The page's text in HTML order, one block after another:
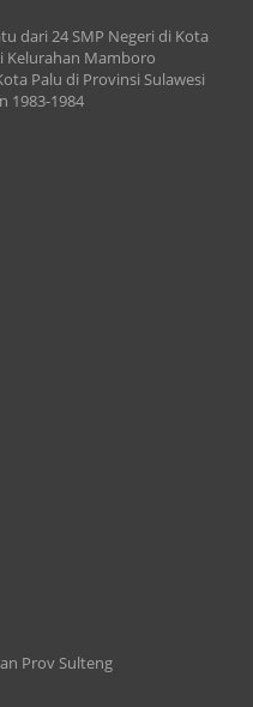
dari 24 SMP Negeri di Kota
Kelurahan Mamboro
Palu di Provinsi Sulawesi
1983-1984
Prov Sulteng